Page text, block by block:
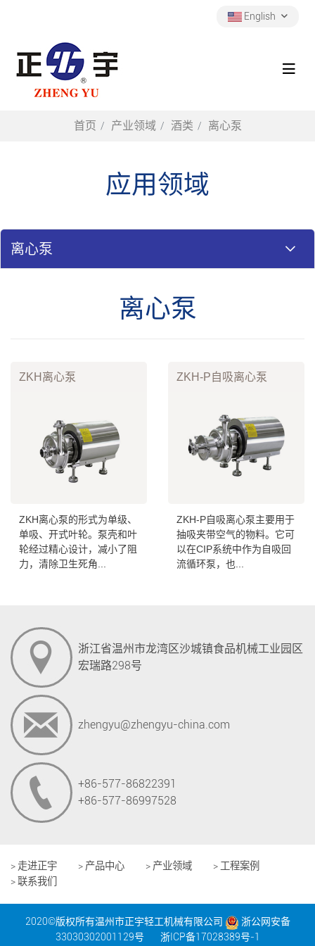
English
首页 产业领域 酒类 离心泵
应用领域
离心泵
离心泵
ZKH离心泵
ZKH离心泵的形式为单级、
单吸、开式叶轮。泵壳和叶
轮经过精心设计，减小了阻
力，清除卫生死角...
ZKH-P自吸离心泵
ZKH-P自吸离心泵主要用于
抽吸夹带空气的物料。它可
以在CIP系统中作为自吸回
流循环泵，也...
浙江省温州市龙湾区沙城镇食品机械工业园区
宏瑞路298号
zhengyu@zhengyu-china.com
+86-577-86822391
+86-577-86997528
> 走进正宇 > 产品中心 > 产业领域
> 工程案例
> 联系我们
2020©版权所有温州市正宇轻工机械有限公司
浙公网安备
33030302001129号
浙ICP备17028389号-1